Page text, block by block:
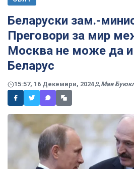
Беларуски зам.-
Преговори за мир
Москва не може да
Беларус
15:57, 16 Декември, 2024 Мая